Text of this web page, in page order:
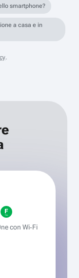
smartphone?
a casa e in
.
con Wi‑Fi